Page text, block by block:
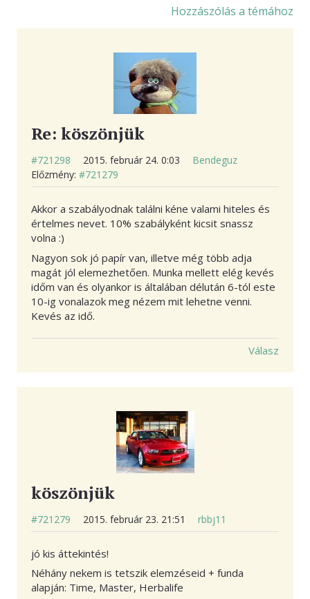
Hozzászólás a témához
Re: köszönjük
#721298 2015. február 24. 0:03
Bendeguz
Előzmény: #721279
Akkor a szabályodnak találni kéne valami hiteles és
értelmes nevet. 10% szabályként kicsit snassz
volna :)
Nagyon sok jó papír van, illetve még több adja
magát jól elemezhetően. Munka mellett elég kevés
időm van és olyankor is általában délután 6-tól este
10-ig vonalazok meg nézem mit lehetne venni.
Kevés az idő.
Válasz
köszönjük
#721279 2015. február 23. 21:51 rbbj11
jó kis áttekintés!
Néhány nekem is tetszik elemzéseid + funda
alapján: Time, Master, Herbalife